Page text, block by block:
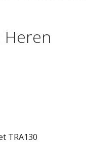
Heren
TRA130